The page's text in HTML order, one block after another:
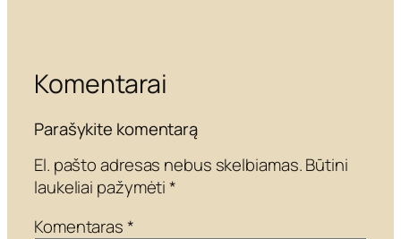
Komentarai
Parašykite komentarą
El. pašto adresas nebus skelbiamas.Būtini
laukeliai pažymėti*
Komentaras*